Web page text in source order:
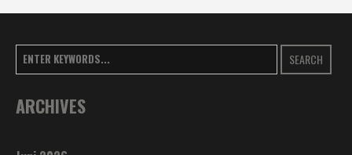
SEARCH
ARCHIVES